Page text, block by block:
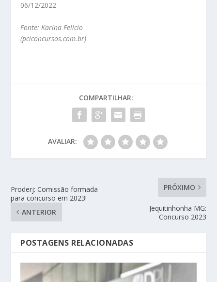
06/12/2022
Fonte: Karina Felício
(pciconcursos.com.br)
COMPARTILHAR:
AVALIAR:
Proderj: Comissão formada
para concurso em 2023!
ANTERIOR
PRÓXIMO
Jequitinhonha MG:
Concurso 2023
POSTAGENS RELACIONADAS